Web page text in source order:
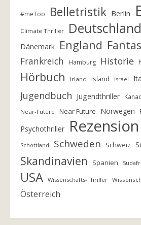
#meToo Belletristik Berlin
Climate Thriller Deutschland
Dänemark England
Frankreich Hamburg Historie
Hörbuch Irland Island Israel
Jugendbuch Jugendthriller
Near-Future Near Future Norwegen
Psychothriller Rezension
Schottland Schweden Schweiz
Skandinavien Spanien
USA Wissenschafts-Thriller
Österreich